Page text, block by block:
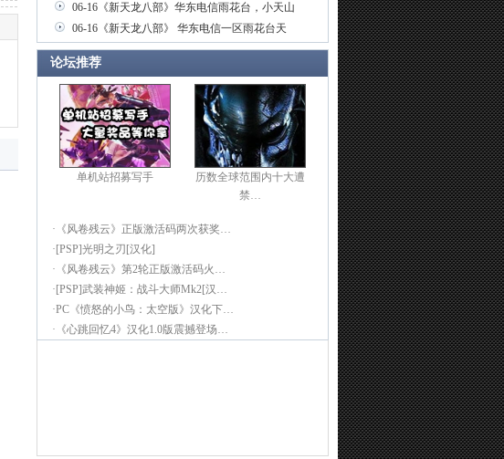
06-16 《新天龙八部》华东电信雨花台，小天山
06-16 《新天龙八部》 华东电信一区雨花台天
论坛推荐
单机站招募写手
历数全球范围内十大遭
禁…
· 《风卷残云》正版激活码两次获奖…
· [PSP]光明之刃[汉化]
· 《风卷残云》第2轮正版激活码火…
· [PSP]武装神姬：战斗大师Mk2[汉…
·PC《愤怒的小鸟：太空版》汉化下…
· 《心跳回忆4》汉化1.0版震撼登场…